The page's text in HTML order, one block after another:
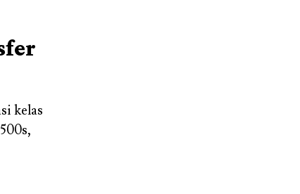
kelas